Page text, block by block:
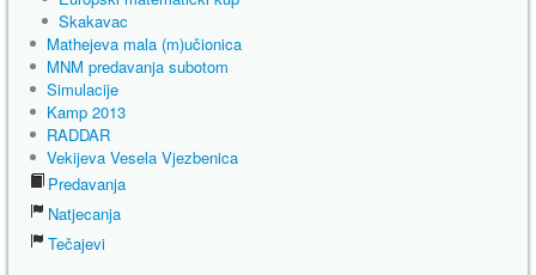
Skakavac
Mathejeva mala (m)učionica
MNM predavanja subotom
Simulacije
Kamp 2013
RADDAR
Vekijeva Vesela Vjezbenica
Predavanja
Natjecanja
Tečajevi